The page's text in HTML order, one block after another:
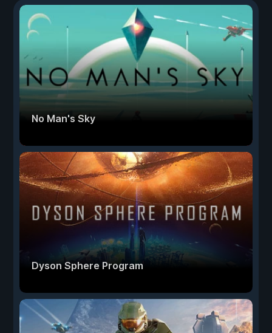
No Man's Sky
Dyson Sphere Program